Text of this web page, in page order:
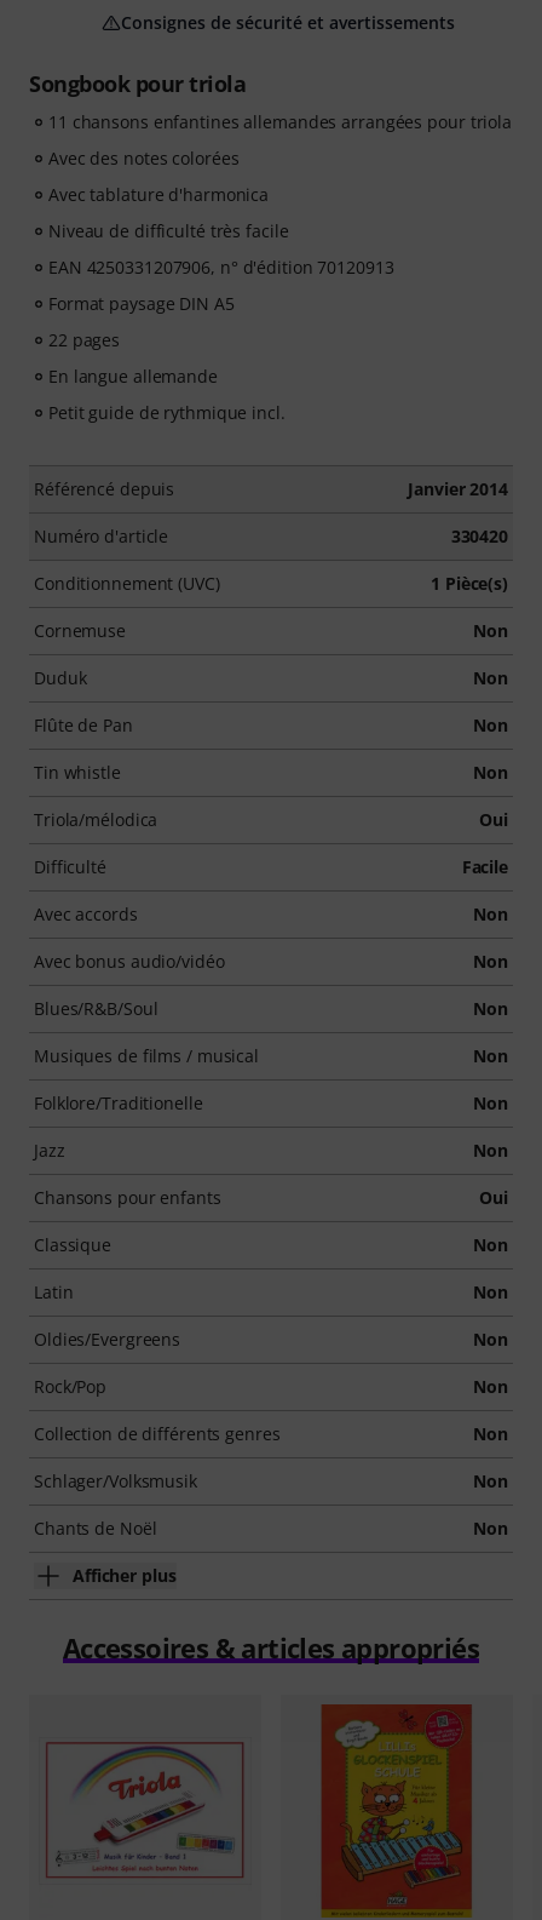
Songbook pour triola
11 chansons enfantines allemandes arrangées pour triola
Avec des notes colorées
Avec tablature d'harmonica
Niveau de difficulté très facile
EAN 4250331207906, n° d'édition 70120913
Format paysage DIN A5
22 pages
En langue allemande
Petit guide de rythmique incl.
Référencé depuis Janvier 2014
Numéro d'article 330420
Conditionnement (UVC) 1 Pièce(s)
Cornemuse Non
Duduk Non
Flûte de Pan Non
Tin whistle Non
Triola/mélodica Oui
Difficulté Facile
Avec accords Non
Avec bonus audio/vidéo Non
Blues/R&B/Soul Non
Musiques de films / musical Non
Folklore/Traditionelle Non
Jazz Non
Chansons pour enfants Oui
Classique Non
Latin Non
Oldies/Evergreens Non
Rock/Pop Non
Collection de différents genres Non
Schlager/Volksmusik Non
Chants de Noël Non
Afficher plus
Consignes de sécurité et avertissements
Accessoires & articles appropriés